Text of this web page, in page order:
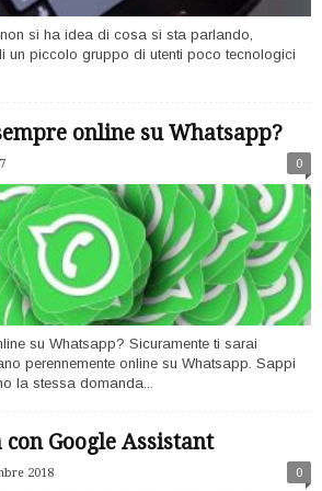
si ha idea di cosa si sta parlando,
un piccolo gruppo di utenti poco tecnologici
online su Whatsapp?
0
su Whatsapp? Sicuramente ti sarai
perennemente online su Whatsapp. Sappi
la stessa domanda...
Google Assistant
2018 0